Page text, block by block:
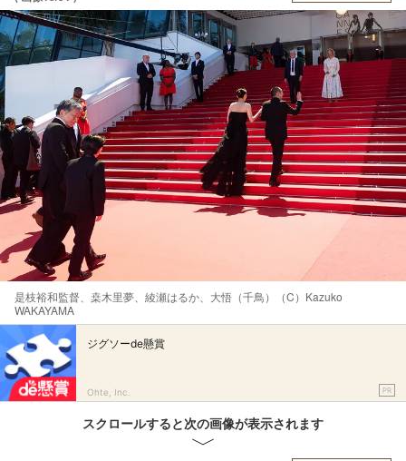
是枝裕和監督、桒木里夢、綾瀬はるか、大悟（千鳥）（C）Kazuko
WAKAYAMA
ジグソーde懸賞
Ohte, Inc. PR
スクロールすると次の画像が表示されます